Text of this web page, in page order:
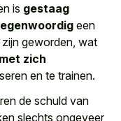
is gestaag
een
geworden, wat
zich
en te trainen.
de schuld van
slechts ongeveer